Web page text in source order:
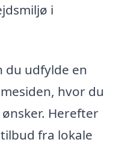
i
du udfylde en
hvor du
Herefter
fra lokale